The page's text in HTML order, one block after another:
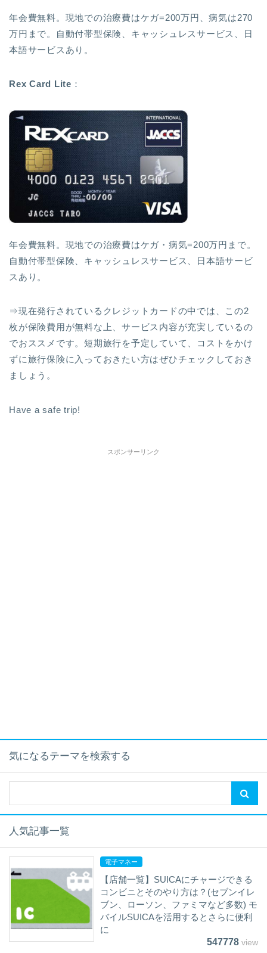
年会費無料。現地での治療費はケガ=200万円、病気は270
万円まで。自動付帯型保険、キャッシュレスサービス、日
本語サービスあり。
Rex Card Lite ：
年会費無料。現地での治療費はケガ・病気=200万円まで。
自動付帯型保険、キャッシュレスサービス、日本語サービ
スあり。
⇒現在発行されているクレジットカードの中では、この2
枚が保険費用が無料な上、サービス内容が充実しているの
でおススメです。短期旅行を予定していて、コストをかけ
ずに旅行保険に入っておきたい方はぜひチェックしておき
ましょう。
Have a safe trip!
スポンサーリンク
気になるテーマを検索する
人気記事一覧
電子マネー
【店舗一覧】SUICAにチャージできる
コンビニとそのやり方は？(セブンイレ
ブン、ローソン、ファミマなど多数) モ
バイルSUICAを活用するとさらに便利
に
547778view